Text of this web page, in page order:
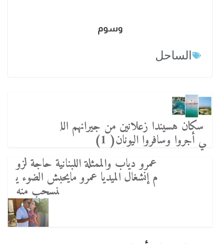
وسوم
الساحل
سكان هسيندا زعلانين من جيرانهم الل
ي أجروا وسافروا اليونان( 1)
عمرو دياب والممثلة اللبنانية حاجة لزو
م إنشغال الميديا عمرو مايحبش الضوء ي
نسحب منه